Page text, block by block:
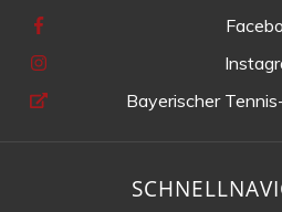
Bayerischer